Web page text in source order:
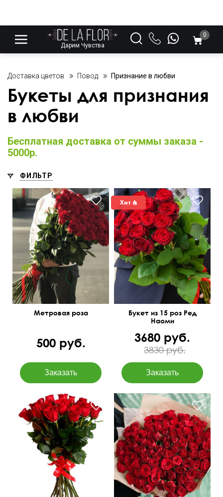
Дарим Чувства
0
Доставка цветов Повод Признание в любви
Букеты для признания
в любви
Бесплатная доставка от суммы заказа -
5000р.
ФИЛЬТР
Метровая роза
500 руб.
50 см 30 см
Букет из 15 роз Ред
Наоми
3680 руб.
3830 руб.
Пластиковая или атласная
лента
60 см
35 см
40 см 50 см